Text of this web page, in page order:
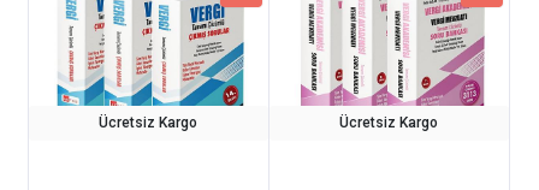
Ücretsiz Kargo Ücretsiz Kargo